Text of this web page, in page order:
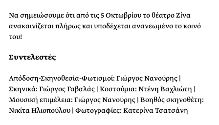
Να σημειώσουμε ότι από τις 5 Οκτωβρίου το θέατρο Ζίνα
ανακαινίζεται πλήρως και υποδέχεται ανανεωμένο το κοινό
του!
Συντελεστές
Απόδοση-Σκηνοθεσία-Φωτισμοί: Γιώργος Νανούρης |
Σκηνικά: Γιώργος Γαβαλάς | Κοστούμια: Ντένη Βαχλιώτη |
Μουσική επιμέλεια: Γιώργος Νανούρης | Βοηθός σκηνοθέτη:
Νικίτα Ηλιοπούλου | Φωτογραφίες: Κατερίνα Τσατσάνη